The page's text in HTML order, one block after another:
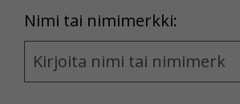
Nimi tai nimimerkki:
Name
and